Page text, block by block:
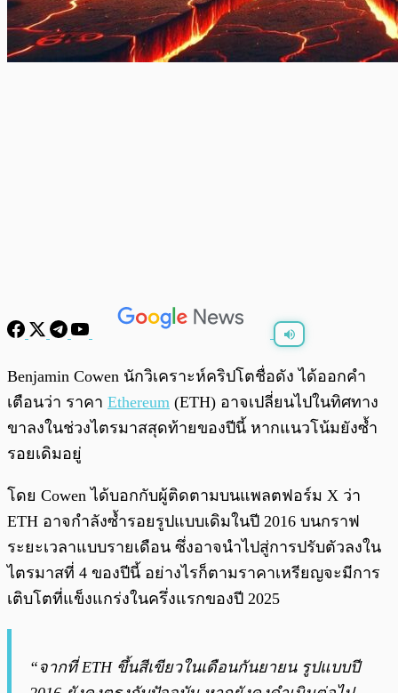
0:00 0:00
Benjamin Cowen นักวิเคราะห์คริปโตชื่อดัง ได้ออกคำ
เตือนว่า ราคา Ethereum (ETH) อาจเปลี่ยนไปในทิศทาง
ขาลงในช่วงไตรมาสสุดท้ายของปีนี้ หากแนวโน้มยังซ้ำ
รอยเดิมอยู่
โดย Cowen ได้บอกกับผู้ติดตามบนแพลตฟอร์ม X ว่า
ETH อาจกำลังซ้ำรอยรูปแบบเดิมในปี 2016 บนกราฟ
ระยะเวลาแบบรายเดือน ซึ่งอาจนำไปสู่การปรับตัวลงใน
ไตรมาสที่ 4 ของปีนี้ อย่างไรก็ตามราคาเหรียญจะมีการ
เติบโตที่แข็งแกร่งในครึ่งแรกของปี 2025
“จากที่ ETH ขึ้นสีเขียวในเดือนกันยายน รูปแบบปี